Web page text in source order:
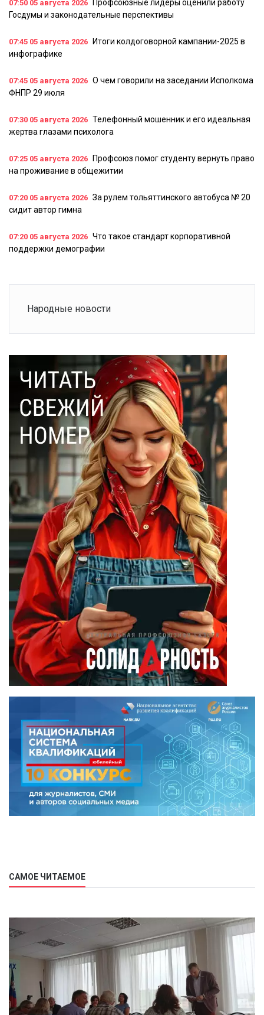
07:50 05 августа 2026
Профсоюзные лидеры оценили работу
Госдумы и законодательные перспективы
07:45 05 августа 2026
Итоги колдоговорной кампании-2025 в
инфографике
07:45 05 августа 2026 О чем говорили на заседании Исполкома
ФНПР 29 июля
07:30 05 августа 2026 Телефонный мошенник и его идеальная
жертва глазами психолога
07:25 05 августа 2026
Профсоюз помог студенту вернуть право
на проживание в общежитии
07:20 05 августа 2026 За рулем тольяттинского автобуса № 20
сидит автор гимна
07:20 05 августа 2026 Что такое стандарт корпоративной
поддержки демографии
Народные новости
САМОЕ ЧИТАЕМОЕ